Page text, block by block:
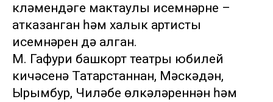
күләмендәге мактаулы исемнәрне –
атказанган һәм халык артисты
исемнәрен дә алган.
М. Гафури башкорт театры юбилей
кичәсенә Татарстаннан, Мәскәүдән,
Ырымбур, Чиләбе өлкәләреннән һәм